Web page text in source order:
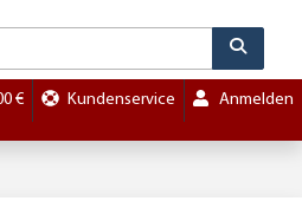
€ Kundenservice Anmelden